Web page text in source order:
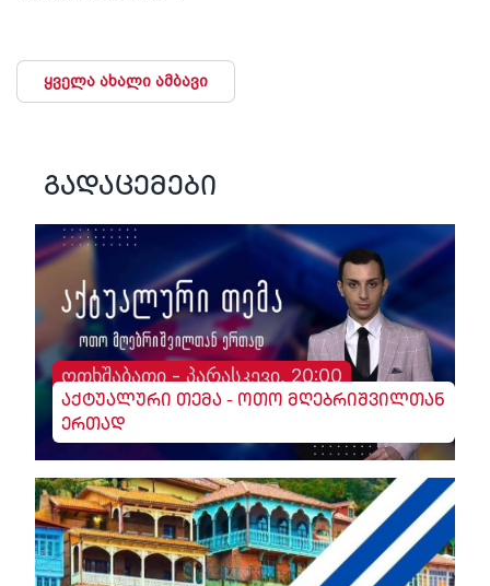
ყველა ახალი ამბავი
გადაცემები
ოთხშაბათი - პარასკევი, 20:00
აქტუალური თემა - ოთო მღებრიშვილთან
ერთად